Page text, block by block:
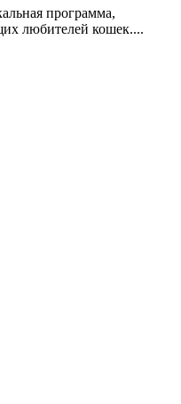
программа,
любителей кошек....